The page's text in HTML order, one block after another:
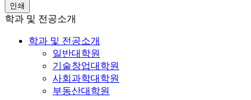
인쇄
학과 및 전공소개
학과 및 전공소개
일반대학원
기술창업대학원
사회과학대학원
부동산대학원